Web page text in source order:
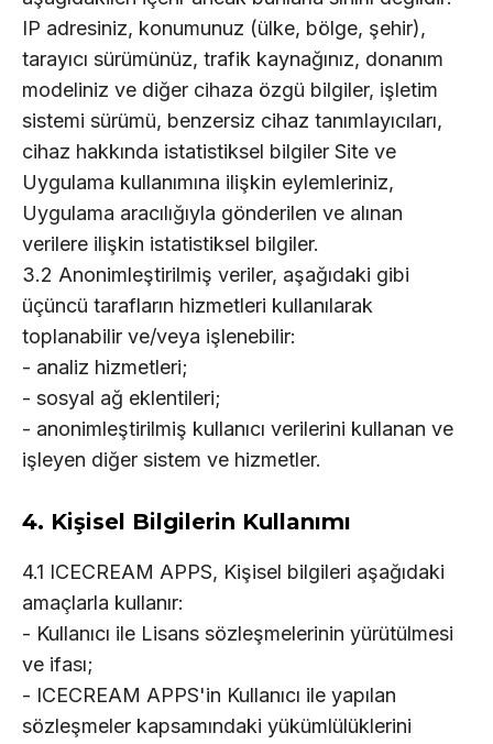
IP adresiniz, konumunuz (ülke, bölge, şehir),
tarayıcı sürümünüz, trafik kaynağınız, donanım
modeliniz ve diğer cihaza özgü bilgiler, işletim
sistemi sürümü, benzersiz cihaz tanımlayıcıları,
cihaz hakkında istatistiksel bilgiler Site ve
Uygulama kullanımına ilişkin eylemleriniz,
Uygulama aracılığıyla gönderilen ve alınan
verilere ilişkin istatistiksel bilgiler.
3.2 Anonimleştirilmiş veriler, aşağıdaki gibi
üçüncü tarafların hizmetleri kullanılarak
toplanabilir ve/veya işlenebilir:
- analiz hizmetleri;
- sosyal ağ eklentileri;
- anonimleştirilmiş kullanıcı verilerini kullanan ve
işleyen diğer sistem ve hizmetler.
4. Kişisel Bilgilerin Kullanımı
4.1 ICECREAM APPS, Kişisel bilgileri aşağıdaki
amaçlarla kullanır:
- Kullanıcı ile Lisans sözleşmelerinin yürütülmesi
ve ifası;
- ICECREAM APPS'in Kullanıcı ile yapılan
sözleşmeler kapsamındaki yükümlülüklerini